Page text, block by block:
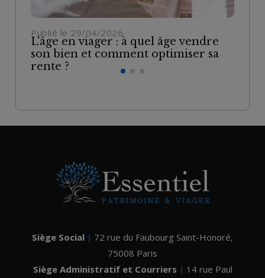
Publié le 29/04/2026
L'âge en viager : à quel âge vendre
son bien et comment optimiser sa
rente ?
Siège Social | 72 rue du Faubourg Saint-Honoré,
75008 Paris
Siège Administratif et Courriers | 14 rue Paul